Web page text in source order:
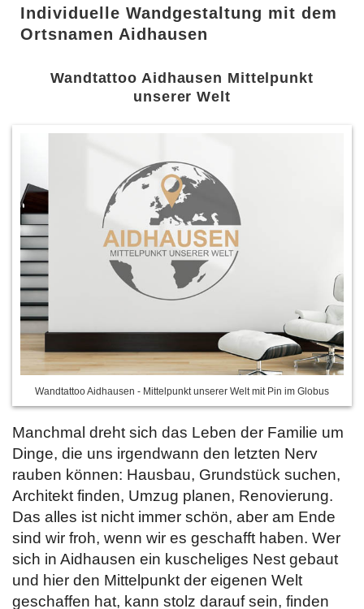
Individuelle Wandgestaltung mit dem
Ortsnamen Aidhausen
Wandtattoo Aidhausen Mittelpunkt
unserer Welt
Wandtattoo Aidhausen - Mittelpunkt unserer Welt mit Pin im Globus
Manchmal dreht sich das Leben der Familie um
Dinge, die uns irgendwann den letzten Nerv
rauben können: Hausbau, Grundstück suchen,
Architekt finden, Umzug planen, Renovierung.
Das alles ist nicht immer schön, aber am Ende
sind wir froh, wenn wir es geschafft haben. Wer
sich in Aidhausen ein kuscheliges Nest gebaut
und hier den Mittelpunkt der eigenen Welt
geschaffen hat, kann stolz darauf sein, finden